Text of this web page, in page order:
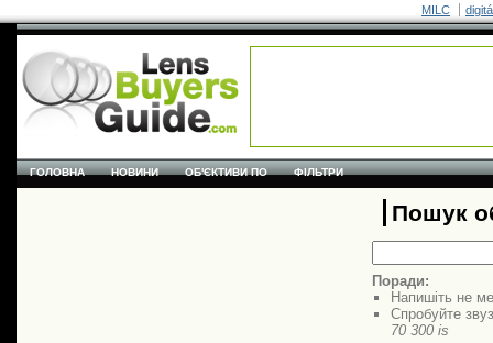
MILC
ГОЛОВНА НОВИНИ ОБ'ЄКТИВИ ПО ФІЛЬТРИ
Пошук
Поради:
Напишіть не
Спробуйте
70 300 is